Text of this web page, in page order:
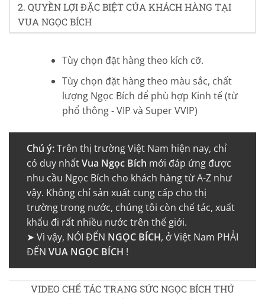
2. QUYỀN LỢI ĐẶC BIỆT CỦA KHÁCH HÀNG TẠI
VUA NGỌC BÍCH
Tùy chọn đặt hàng theo kích cỡ.
Tùy chọn đặt hàng theo màu sắc, chất
lượng Ngọc Bích để phù hợp Kinh tế (từ
phổ thông - VIP và Super VVIP)
Chú ý:Trên thị trường Việt Nam hiện nay, chỉ
có duy nhấtVua Ngọc Bích mới đáp ứng được
nhu cầu Ngọc Bích cho khách hàng từ A-Z như
vậy. Không chỉ sản xuất cung cấp cho thị
trường trong nước, chúng tôi còn chế tác, xuất
khẩu đi rất nhiều nước trên thế giới.
➤ Vì vậy, NÓI ĐẾN NGỌC BÍCH, ở Việt Nam PHẢI
ĐẾN VUA NGỌC BÍCH !
VIDEO CHẾ TÁC TRANG SỨC NGỌC BÍCH THỦ